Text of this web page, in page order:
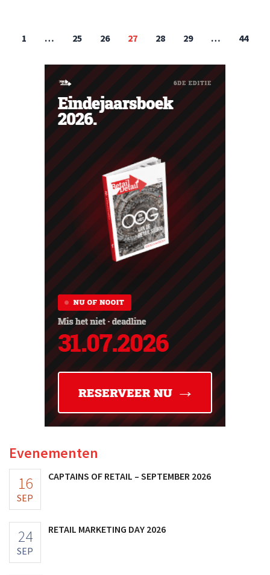
1 … 25 26 27 28 29 … 44
Evenementen
16
SEP
CAPTAINS OF RETAIL – SEPTEMBER 2026
24
SEP
RETAIL MARKETING DAY 2026